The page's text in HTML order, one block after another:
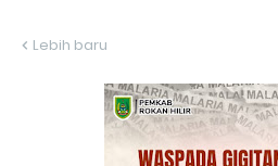
Lebih baru